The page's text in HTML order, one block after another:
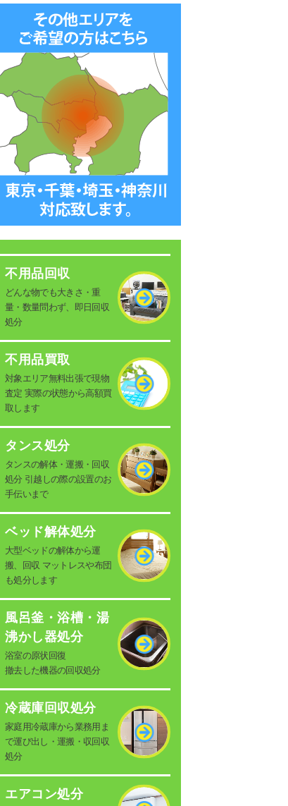
不用品回収
どんな物でも大きさ・重
量・数量問わず、即日回収
処分
不用品買取
対象エリア無料出張で現物
査定 実際の状態から高額買
取します
タンス処分
タンスの解体・運搬・回収
処分 引越しの際の設置のお
手伝いまで
ベッド解体処分
大型ベッドの解体から運
搬、回収 マットレスや布団
も処分します
風呂釜・浴槽・湯
沸かし器処分
浴室の原状回復
撤去した機器の回収処分
冷蔵庫回収処分
家庭用冷蔵庫から業務用ま
で運び出し・運搬・収回収
処分
エアコン処分